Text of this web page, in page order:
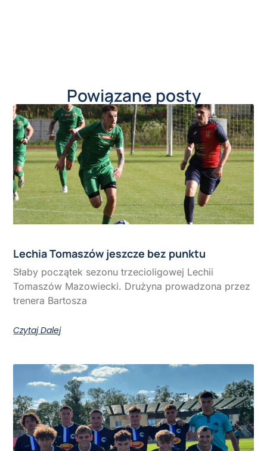
Powiązane posty
Lechia Tomaszów jeszcze bez punktu
Słaby początek sezonu trzecioligowej Lechii
Tomaszów Mazowiecki. Drużyna prowadzona przez
trenera Bartosza
Czytaj Dalej